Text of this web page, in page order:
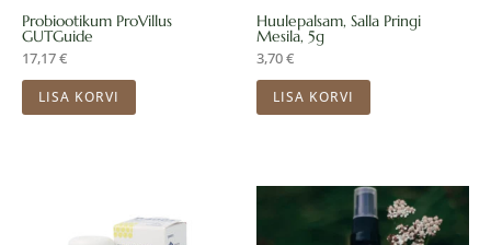
Probiootikum ProVillus
GUTGuide
17,17€
LISA KORVI
Huulepalsam, Salla Pringi
Mesila, 5g
3,70€
LISA KORVI
Hinnavahemik:
10,00 €
kuni
14,00 €
Sellel
tootel